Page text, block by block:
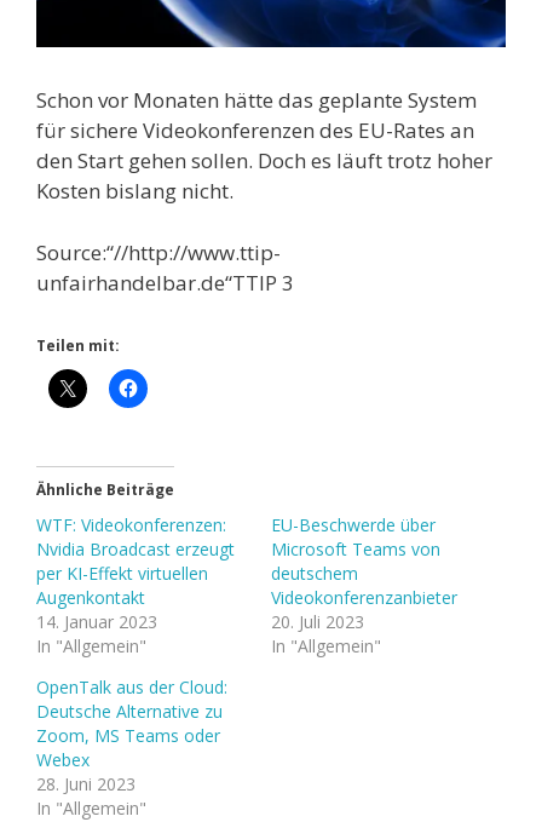
Schon vor Monaten hätte das geplante System
für sichere Videokonferenzen des EU-Rates an
den Start gehen sollen. Doch es läuft trotz hoher
Kosten bislang nicht.
Source:“//http://www.ttip-
unfairhandelbar.de“TTIP 3
Teilen mit:
Ähnliche Beiträge
WTF: Videokonferenzen:
Nvidia Broadcast erzeugt
per KI-Effekt virtuellen
Augenkontakt
14. Januar 2023
In "Allgemein"
EU-Beschwerde über
Microsoft Teams von
deutschem
Videokonferenzanbieter
20. Juli 2023
In "Allgemein"
OpenTalk aus der Cloud:
Deutsche Alternative zu
Zoom, MS Teams oder
Webex
28. Juni 2023
In "Allgemein"